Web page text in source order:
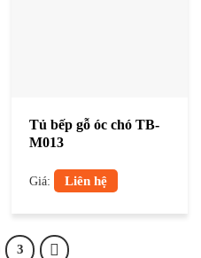
Tủ bếp gỗ óc chó TB-
M013
Giá: Liên hệ
3